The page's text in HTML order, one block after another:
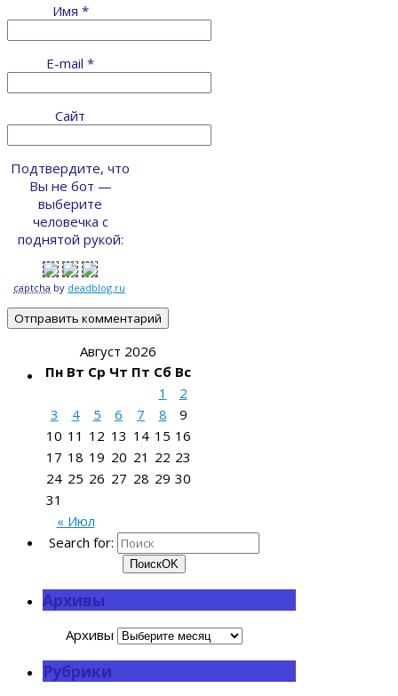
Имя *
E-mail *
Сайт
Подтвердите, что
Вы не бот —
выберите
человечка с
поднятой рукой:
captcha by deadblog.ru
Август 2026
Пн Вт Ср Чт Пт Сб Вс
« Июл
1
2
3
4 5 6 7 8
9
10 11 12 13 14 15 16
17 18 19 20 21 22 23
24 25 26 27 28 29 30
31
Search for:
ПоискOK
Архивы
Архивы
Рубрики